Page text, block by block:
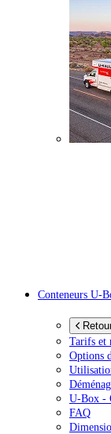
Conteneurs U-
Tarifs et
Options
U-Box -
FAQ